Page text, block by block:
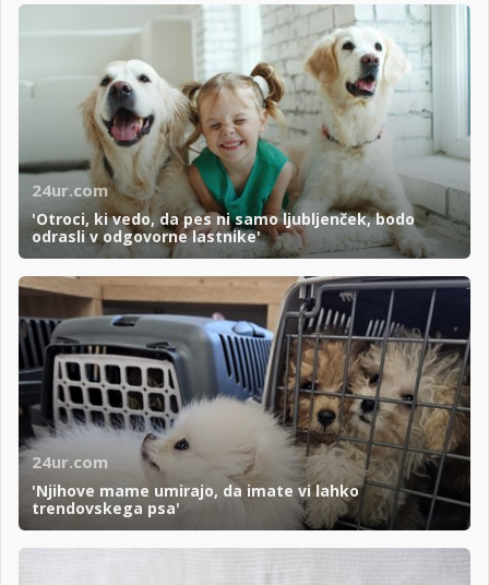
24ur.com
'Otroci, ki vedo, da pes ni samo ljubljenček, bodo
odrasli v odgovorne lastnike'
24ur.com
'Njihove mame umirajo, da imate vi lahko
trendovskega psa'